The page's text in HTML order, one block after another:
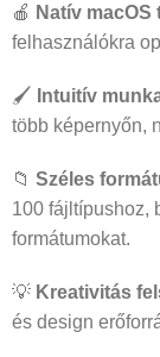
🍎 Natív macOS
felhasználókra
🖌️ Intuitív
több képernyőn,
📁 Széles
100 fájltípushoz,
formátumokat.
💡 Kreativitás
és design